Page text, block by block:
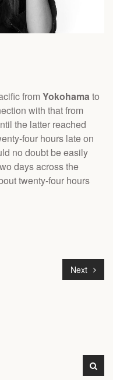
from Yokohamato
with that from
the latter reached
four hours late on
no doubt be easily
days across the
twenty-four hours
Next